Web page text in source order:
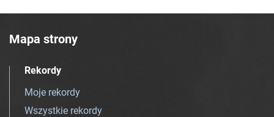
Mapa strony
Rekordy
Moje rekordy
Wszystkie rekordy